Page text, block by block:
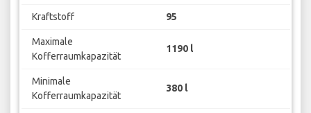
Kraftstoff 95
Maximale
Kofferraumkapazität
1190 l
Minimale
Kofferraumkapazität
380 l